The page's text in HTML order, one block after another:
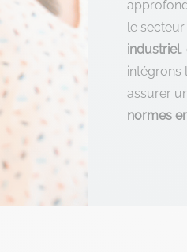
le
industriel,
intégrons
assurer
normes